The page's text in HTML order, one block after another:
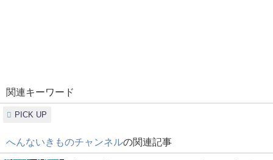
関連キーワード
PICK UP
へんないきものチャンネルの関連記事